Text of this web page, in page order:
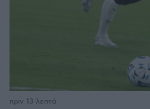
πριν 13 λεπτά